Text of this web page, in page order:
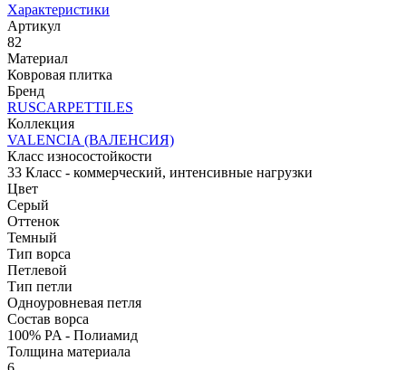
Характеристики
Артикул
82
Материал
Ковровая плитка
Бренд
RUSCARPETTILES
Коллекция
VALENCIA (ВАЛЕНСИЯ)
Класс износостойкости
33 Класс - коммерческий, интенсивные нагрузки
Цвет
Серый
Оттенок
Темный
Тип ворса
Петлевой
Тип петли
Одноуровневая петля
Состав ворса
100% PA - Полиамид
Толщина материала